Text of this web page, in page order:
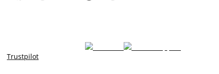
Trustpilot